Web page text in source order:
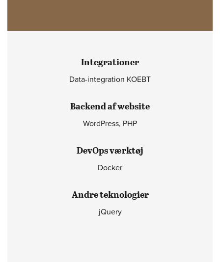
Integrationer
Data-integration KOEBT
Backend af website
WordPress, PHP
DevOps værktøj
Docker
Andre teknologier
jQuery